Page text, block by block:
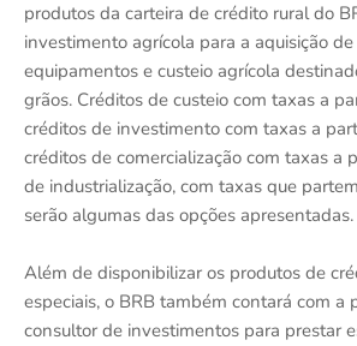
produtos da carteira de crédito rural do
investimento agrícola para a aquisição
equipamentos e custeio agrícola
grãos. Créditos de custeio com taxas a
créditos de investimento com taxas a
créditos de comercialização com taxas a
de industrialização, com taxas que
serão algumas das opções apresentadas.
Além de disponibilizar os produtos de
especiais, o BRB também contará com a
consultor de investimentos para prestar